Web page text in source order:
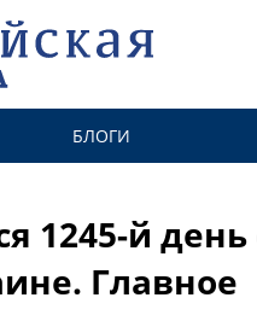
БЛОГИ
1245-й
Главное